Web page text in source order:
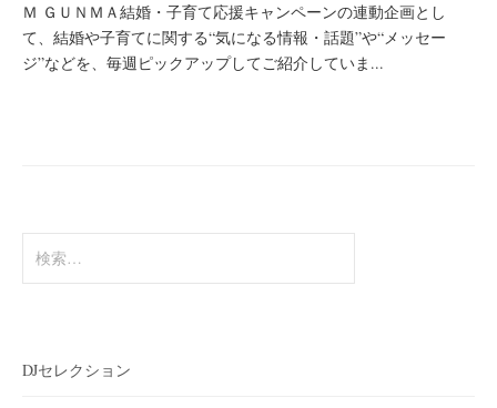
Ｍ ＧＵＮＭＡ結婚・子育て応援キャンペーンの連動企画とし
て、結婚や子育てに関する“気になる情報・話題”や“メッセー
ジ”などを、毎週ピックアップしてご紹介していま...
索:
DJセレクション